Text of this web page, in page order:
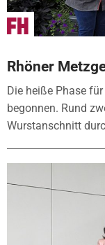
Rhöner
Die heiße Phase
begonnen. Rund
Wurstanschnitt